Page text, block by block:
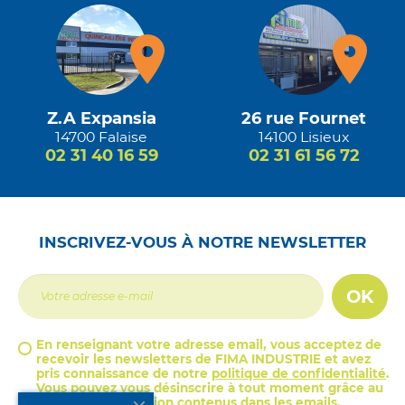
Z.A Expansia
14700 Falaise
02 31 40 16 59
26 rue Fournet
14100 Lisieux
02 31 61 56 72
INSCRIVEZ-VOUS À NOTRE NEWSLETTER
OK
En renseignant votre adresse email, vous acceptez de
recevoir les newsletters de FIMA INDUSTRIE et avez
pris connaissance de notre politique de confidentialité.
Vous pouvez vous désinscrire à tout moment grâce au